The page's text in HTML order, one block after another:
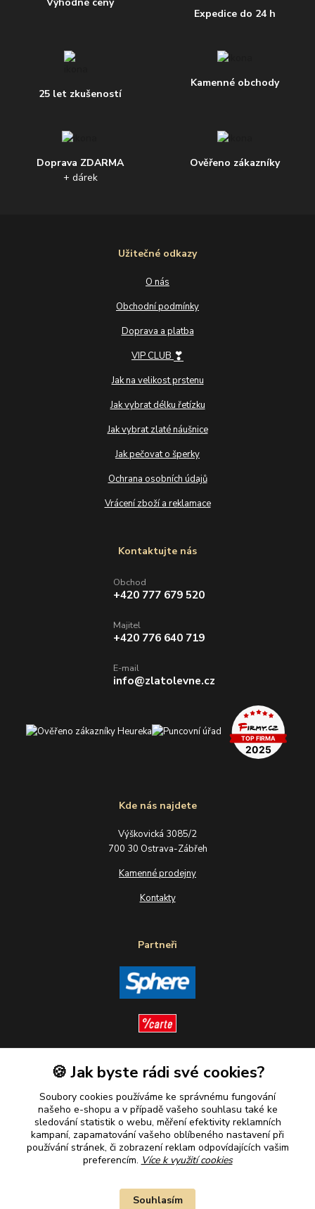
Výhodné ceny
Expedice do 24 h
25 let zkušeností
Kamenné obchody
Doprava ZDARMA
+ dárek
Ověřeno zákazníky
Užitečné odkazy
O nás
Obchodní podmínky
Doprava a platba
VIP CLUB ❣
Jak na velikost prstenu
Jak vybrat délku řetízku
Jak vybrat zlaté náušnice
Jak pečovat o šperky
Ochrana osobních údajů
Vrácení zboží a reklamace
Kde nás najdete
Výškovická 3085/2
700 30 Ostrava-Zábřeh
Kamenné prodejny
Kontakty
Partneři
Sledujte nás
Plaťte u nás bezpečně
Kontaktujte nás
Obchod
+420 777 679 520
Majitel
+420 776 640 719
E-mail
info@zlatolevne.cz
🍪 Jak byste rádi své cookies?
Soubory cookies používáme ke správnému fungování
našeho e-shopu a v případě vašeho souhlasu také ke
sledování statistik o webu, měření efektivity reklamních
kampaní, zapamatování vašeho oblíbeného nastavení při
používání stránek, či zobrazení reklam odpovídajících vašim
preferencím. Více k využití cookies
Souhlasím